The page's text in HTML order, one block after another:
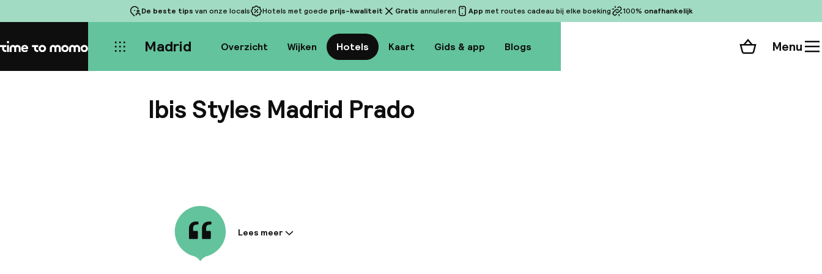
De beste tips van onze locals Hotels met goede prijs-kwaliteit Gratis annuleren App met routes cadeau bij elke boeking 100% onafhankelijk
Home Madrid Overzicht Wijken Hotels Kaart Gids & app Blogs Winkelmand
Menu
Ibis Styles Madrid Prado
Informatie gedeeld door de accommodatie:
Lees meer